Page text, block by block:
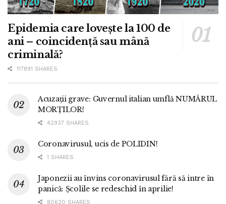
Epidemia care lovește la 100 de
ani – coincidență sau mână
criminală?
117891 SHARES
Acuzații grave: Guvernul italian umflă NUMĂRUL
MORȚILOR!
42937 SHARES
Coronavirusul, ucis de POLIDIN!
1 SHARES
Japonezii au învins coronavirusul fără să intre în
panică: Școlile se redeschid în aprilie!
80620 SHARES